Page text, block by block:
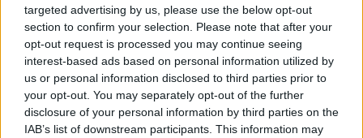
targeted advertising by us, please use the below opt-out
section to confirm your selection. Please note that after your
opt-out request is processed you may continue seeing
interest-based ads based on personal information utilized by
us or personal information disclosed to third parties prior to
your opt-out. You may separately opt-out of the further
disclosure of your personal information by third parties on the
IAB’s list of downstream participants. This information may